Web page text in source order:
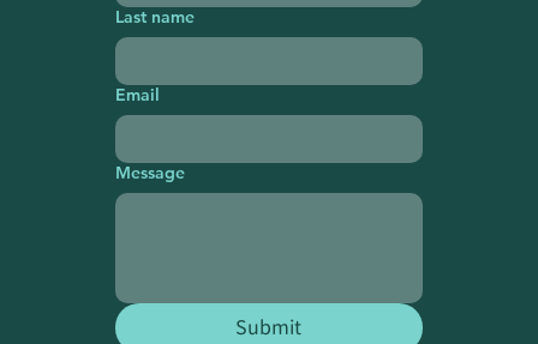
Last name
Email
Message
Submit